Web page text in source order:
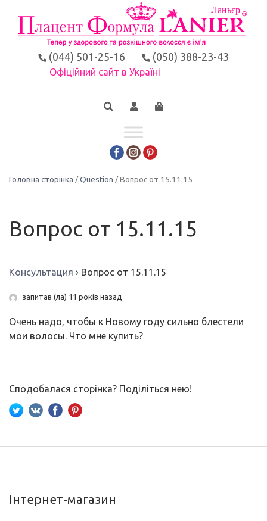
(044) 501-25-16 (050) 388-23-43
Офіційний сайт в Україні
Головна сторінка /Question / Вопрос от 15.11.15
Вопрос от 15.11.15
Консультация › Вопрос от 15.11.15
запитав (ла) 11 років назад
Очень надо, чтобы к Новому году сильно блестели
мои волосы. Что мне купить?
Сподобалася сторінка? Поділіться нею!
Інтернет-магазин